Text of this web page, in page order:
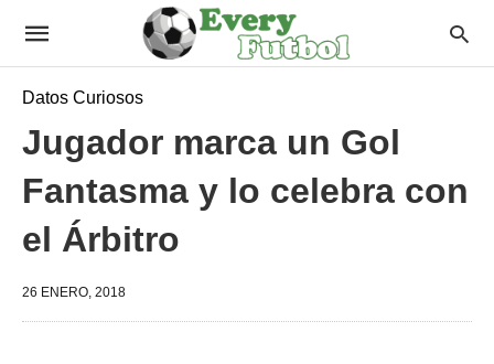
Datos Curiosos
Jugador marca un Gol
Fantasma y lo celebra con
el Árbitro
26 ENERO, 2018